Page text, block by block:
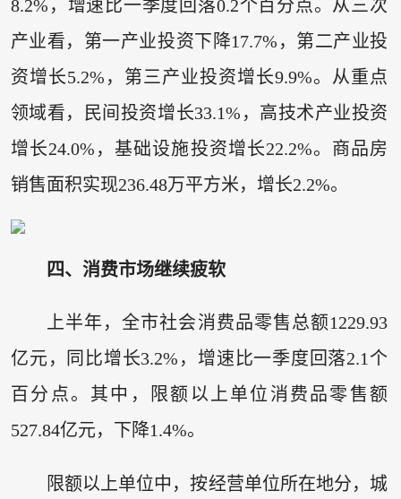
8.2%，增速比一季度回落0.2个百分点。从三次
产业看，第一产业投资下降17.7%，第二产业投
资增长5.2%，第三产业投资增长9.9%。从重点
领域看，民间投资增长33.1%，高技术产业投资
增长24.0%，基础设施投资增长22.2%。商品房
销售面积实现236.48万平方米，增长2.2%。
四、消费市场继续疲软
上半年，全市社会消费品零售总额1229.93
亿元，同比增长3.2%，增速比一季度回落2.1个
百分点。其中，限额以上单位消费品零售额
527.84亿元，下降1.4%。
限额以上单位中，按经营单位所在地分，城